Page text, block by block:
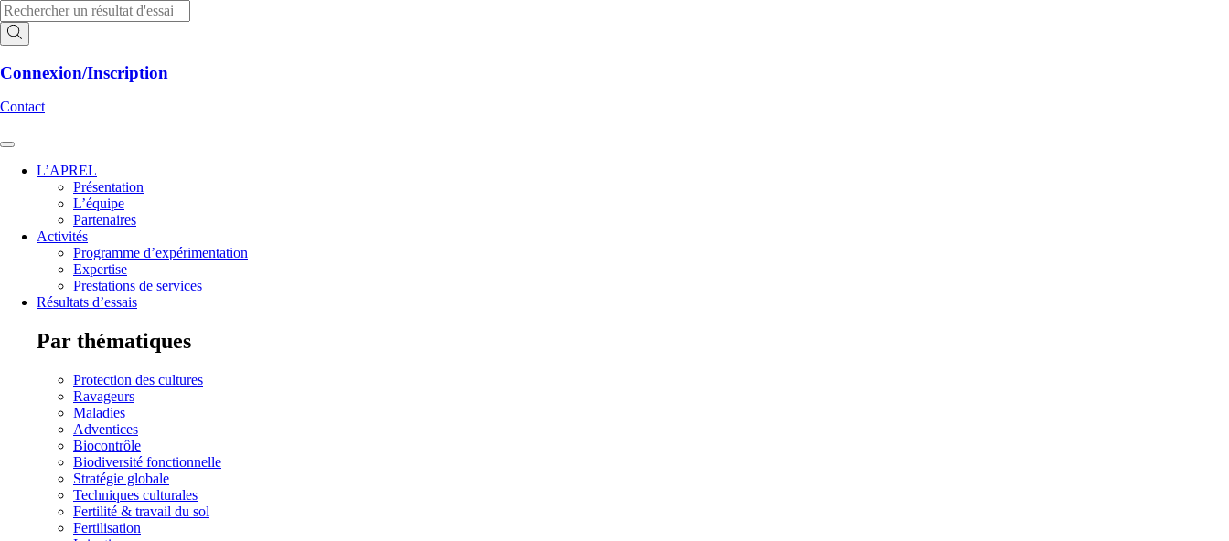
Aller
au
contenu
Recherche
de
produits
Connexion/Inscription
Contact
L’APREL
Présentation
L’équipe
Partenaires
Activités
Programme d’expérimentation
Expertise
Prestations de services
Résultats d’essais
Par thématiques
Protection des cultures
Ravageurs
Maladies
Adventices
Biocontrôle
Biodiversité fonctionnelle
Stratégie globale
Techniques culturales
Fertilité & travail du sol
Fertilisation